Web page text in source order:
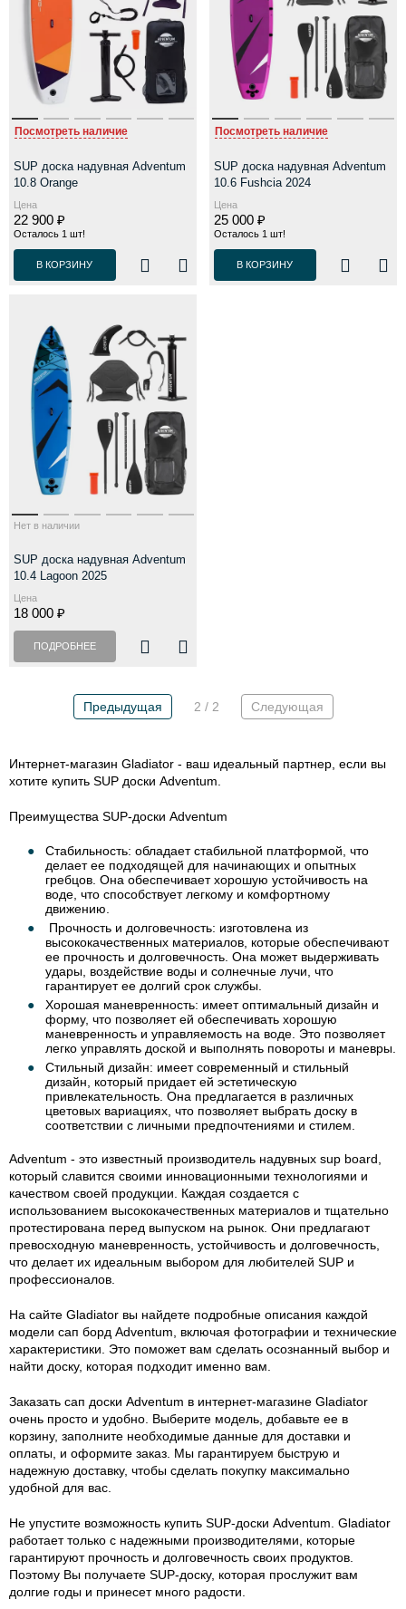
Посмотреть наличие
SUP доска надувная Adventum
10.8 Orange
Цена
22 900 ₽
Осталось 1 шт!
В КОРЗИНУ
Посмотреть наличие
SUP доска надувная Adventum
10.6 Fushcia 2024
Цена
25 000 ₽
Осталось 1 шт!
В КОРЗИНУ
Нет в наличии
SUP доска надувная Adventum
10.4 Lagoon 2025
Цена
18 000 ₽
ПОДРОБНЕЕ
Предыдущая 2 / 2 Следующая
Интернет-магазин Gladiator - ваш идеальный партнер, если вы
хотите купить SUP доски Adventum.
Преимущества SUP-доски Adventum
Стабильность: обладает стабильной платформой, что
делает ее подходящей для начинающих и опытных
гребцов. Она обеспечивает хорошую устойчивость на
воде, что способствует легкому и комфортному
движению.
Прочность и долговечность: изготовлена из
высококачественных материалов, которые обеспечивают
ее прочность и долговечность. Она может выдерживать
удары, воздействие воды и солнечные лучи, что
гарантирует ее долгий срок службы.
Хорошая маневренность: имеет оптимальный дизайн и
форму, что позволяет ей обеспечивать хорошую
маневренность и управляемость на воде. Это позволяет
легко управлять доской и выполнять повороты и маневры.
Стильный дизайн: имеет современный и стильный
дизайн, который придает ей эстетическую
привлекательность. Она предлагается в различных
цветовых вариациях, что позволяет выбрать доску в
соответствии с личными предпочтениями и стилем.
Adventum - это известный производитель надувных sup board,
который славится своими инновационными технологиями и
качеством своей продукции. Каждая создается с
использованием высококачественных материалов и тщательно
протестирована перед выпуском на рынок. Они предлагают
превосходную маневренность, устойчивость и долговечность,
что делает их идеальным выбором для любителей SUP и
профессионалов.
На сайте Gladiator вы найдете подробные описания каждой
модели сап борд Adventum, включая фотографии и технические
характеристики. Это поможет вам сделать осознанный выбор и
найти доску, которая подходит именно вам.
Заказать сап доски Adventum в интернет-магазине Gladiator
очень просто и удобно. Выберите модель, добавьте ее в
корзину, заполните необходимые данные для доставки и
оплаты, и оформите заказ. Мы гарантируем быструю и
надежную доставку, чтобы сделать покупку максимально
удобной для вас.
Не упустите возможность купить SUP-доски Adventum. Gladiator
работает только с надежными производителями, которые
гарантируют прочность и долговечность своих продуктов.
Поэтому Вы получаете SUP-доску, которая прослужит вам
долгие годы и принесет много радости.